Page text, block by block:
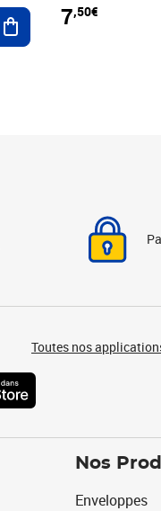
Ajouter au panier
7,50€
Toutes nos
Nos
Enveloppes